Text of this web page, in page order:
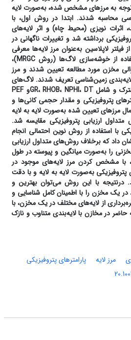
به مرزهای مشخص شده، به‌صورت لایه
محاسبه شدند. ابتدا در روش اول، با
اثرات نویزی (محیط چاه) و اثر لایه‌های
برداشته شد و تغییرات ناگهانی در
فیلتر لاپلاسین به‌عنوان مرز لایه‌ها معرفی
از خوشه‌سازی لاگ‌ها (روش MRGC)،
مخزن مورد مطالعه تعیین شدند و مرز
زمین‌شناسی تعریف شدند. لاگ‌های
و شامل
GR،RHOB،NPHI، DT وPEF
پتروفیزیکی و مقدار حجمی کانی‌ها و
مرزهای تعیین شده به‌صورت لایه به لایه
ارزیابی پتروفیزیکی مقایسه شد.
با استفاده از روش نوین احتمالی انجام
داد که برخلاف روش‌های متداول ارزیابی
را به‌صورت میانگین و پیوسته در طول
مشخص کردن مرز لایه‌های موجود در
پتروفیزیکی به‌صورت لایه به لایه و با دقت
درنتیجه با این روش می‌توان بهترین و
یک مخزن را با اطمینان کامل شناسایی و
از لایه‌های مختلف در یک مخزن، با
در مخازن با لایه‌بندی متناوب و نازک
مرز لایه
پارامترهای پتروفیزیکی